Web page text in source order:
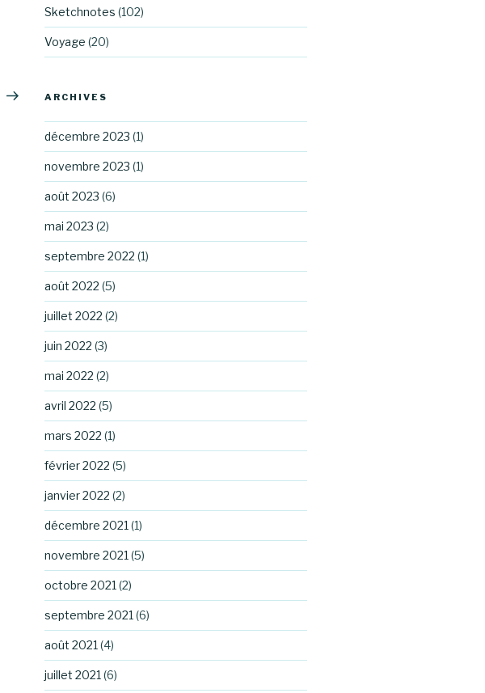
Article
Sketchnotes (102)
Voyage (20)
ARCHIVES
décembre 2023 (1)
novembre 2023 (1)
août 2023 (6)
mai 2023 (2)
septembre 2022 (1)
août 2022 (5)
juillet 2022 (2)
juin 2022 (3)
mai 2022 (2)
avril 2022 (5)
mars 2022 (1)
février 2022 (5)
janvier 2022 (2)
décembre 2021 (1)
novembre 2021 (5)
octobre 2021 (2)
septembre 2021 (6)
août 2021 (4)
juillet 2021 (6)